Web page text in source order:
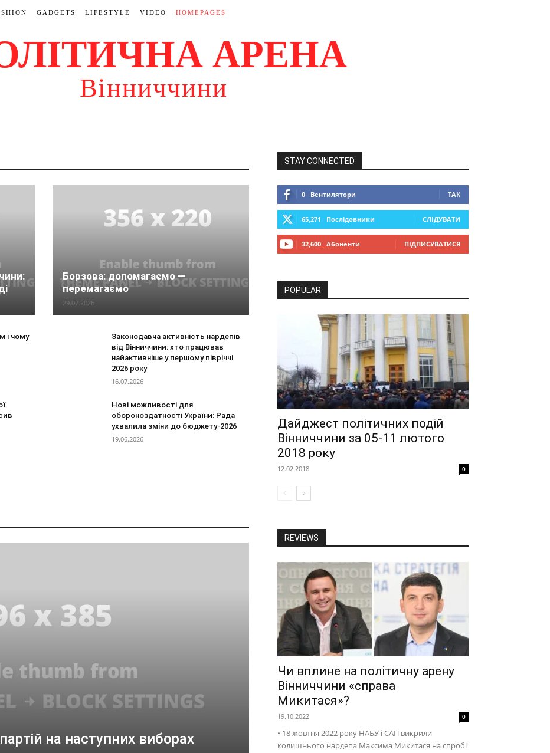
GADGETS LIFESTYLE VIDEO HOMEPAGES
АРЕНА
Вінниччини
Борзова: допомагаємо —
перемагаємо
29.07.2026
і чому
Законодавча активність нардепів
від Вінниччини: хто працював
найактивніше у першому півріччі
2026 року
16.07.2026
Нові можливості для
обороноздатності України: Рада
ухвалила зміни до бюджету-2026
19.06.2026
на наступних виборах
STAY CONNECTED
0 Вентилятори ТАК
65,271 Послідовники СЛІДУВАТИ
32,600 Абоненти ПІДПИСУВАТИСЯ
POPULAR
Дайджест політичних подій
Вінниччини за 05-11 лютого
2018 року
12.02.2018 0
REVIEWS
Чи вплине на політичну арену
Вінниччини «справа
Микитася»?
19.10.2022 0
• 18 жовтня 2022 року НАБУ і САП викрили
колишнього нардепа Максима Микитася на спробі